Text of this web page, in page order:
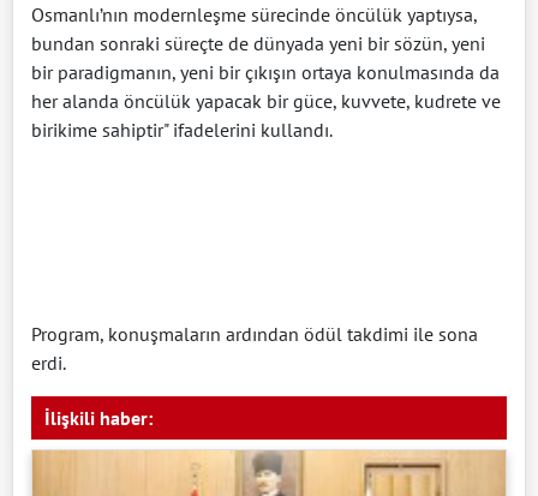
Osmanlı’nın modernleşme sürecinde öncülük yaptıysa,
bundan sonraki süreçte de dünyada yeni bir sözün, yeni
bir paradigmanın, yeni bir çıkışın ortaya konulmasında da
her alanda öncülük yapacak bir güce, kuvvete, kudrete ve
birikime sahiptir" ifadelerini kullandı.
Program, konuşmaların ardından ödül takdimi ile sona
erdi.
İlişkili haber: